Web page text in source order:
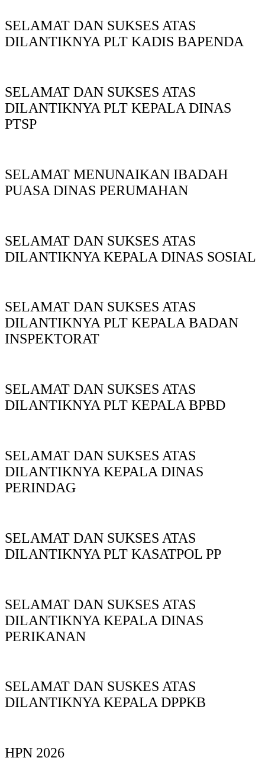
SELAMAT DAN SUKSES ATAS
DILANTIKNYA PLT KADIS BAPENDA
SELAMAT DAN SUKSES ATAS
DILANTIKNYA PLT KEPALA DINAS
PTSP
SELAMAT MENUNAIKAN IBADAH
PUASA DINAS PERUMAHAN
SELAMAT DAN SUKSES ATAS
DILANTIKNYA KEPALA DINAS SOSIAL
SELAMAT DAN SUKSES ATAS
DILANTIKNYA PLT KEPALA BADAN
INSPEKTORAT
SELAMAT DAN SUKSES ATAS
DILANTIKNYA PLT KEPALA BPBD
SELAMAT DAN SUKSES ATAS
DILANTIKNYA KEPALA DINAS
PERINDAG
SELAMAT DAN SUKSES ATAS
DILANTIKNYA PLT KASATPOL PP
SELAMAT DAN SUKSES ATAS
DILANTIKNYA KEPALA DINAS
PERIKANAN
SELAMAT DAN SUSKES ATAS
DILANTIKNYA KEPALA DPPKB
HPN 2026